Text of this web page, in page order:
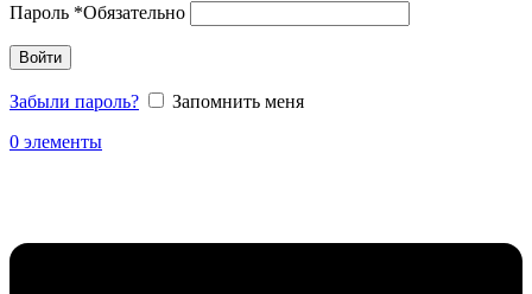
Пароль *Обязательно
Войти
Забыли пароль?
Запомнить меня
0 элементы